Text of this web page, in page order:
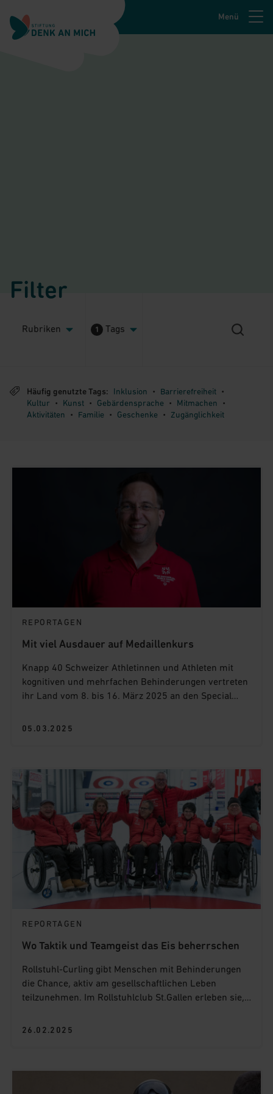
Zur Navigation springen Menü
Filter
Rubriken 1 Tags
Häufig genutzte Tags: Inklusion • Barrierefreiheit •
Kultur • Kunst • Gebärdensprache • Mitmachen •
Aktivitäten • Familie • Geschenke • Zugänglichkeit
REPORTAGEN
Mit viel Ausdauer auf Medaillenkurs
Knapp 40 Schweizer Athletinnen und Athleten mit
kognitiven und mehrfachen Behinderungen vertreten
ihr Land vom 8. bis 16. März 2025 an den Special
ihnen ist Daniel Knöpfel, der auf der 7,5 Kilometer
05.03.2025
REPORTAGEN
Wo Taktik und Teamgeist das Eis beherrschen
Rollstuhl-Curling gibt Menschen mit Behinderungen
die Chance, aktiv am gesellschaftlichen Leben
teilzunehmen. Im Rollstuhlclub St.Gallen erleben sie,
grossen Gemeinschaft sind. «Wir wollen zeigen, dass
Clubs.
26.02.2025